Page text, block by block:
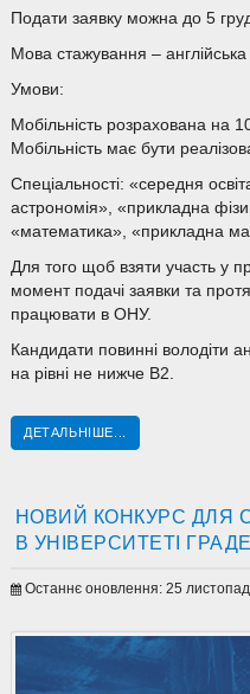
Подати заявку можна до 5
Мова стажування – англійська
Умови:
Мобільність розрахована на
Мобільність має бути
Спеціальності: «середня
астрономія», «прикладна
«математика», «прикладна
Для того щоб взяти участь у
момент подачі заявки та
працювати в ОНУ.
Кандидати повинні володіти
на рівні не нижче В2.
ДЕТАЛЬНІШЕ...
НОВИЙ КОНКУРС ДЛЯ
В УНІВЕРСИТЕТІ
Останнє оновлення: 25